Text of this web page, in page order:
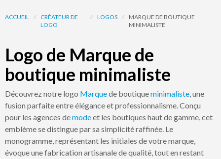
ACCUEIL // CRÉATEUR DE
LOGO
// LOGOS //
MARQUE DE BOUTIQUE
MINIMALISTE
Logo de Marque de
boutique minimaliste
Découvrez notre logo Marquede boutiqueminimaliste, une
fusion parfaite entre élégance et professionnalisme. Conçu
pour les agences demodeet les boutiques haut de gamme, cet
emblème se distingue par sa simplicité raffinée. Le
monogramme, représentant les initiales de votre marque,
évoque une fabrication artisanale de qualité, tout en restant